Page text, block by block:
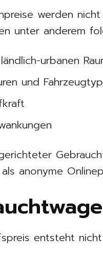
werden
unter anderem
urbanen
und
anonyme
entsteht